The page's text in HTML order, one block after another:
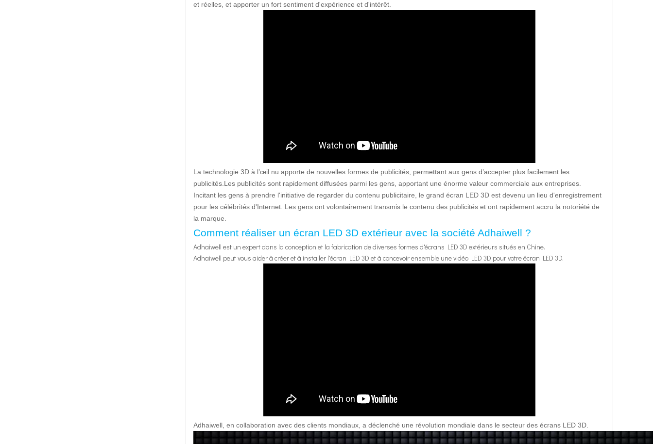
et réelles, et apporter un fort sentiment d'expérience et d'intérêt.
La technologie 3D à l’œil nu apporte de nouvelles formes de publicités, permettant aux gens d’accepter plus facilement les
publicités.Les publicités sont rapidement diffusées parmi les gens, apportant une énorme valeur commerciale aux entreprises.
Incitant les gens à prendre l'initiative de regarder du contenu publicitaire, le grand écran LED 3D est devenu un lieu d'enregistrement
pour les célébrités d'Internet. Les gens ont volontairement transmis le contenu des publicités et ont rapidement accru la notoriété de
la marque.
Comment réaliser un écran LED 3D extérieur avec la société Adhaiwell ?
Adhaiwell est un expert dans la conception et la fabrication de diverses formes d'écrans LED 3D extérieurs situés en Chine.
Adhaiwell peut vous aider à créer et à installer l'écran LED 3D et à concevoir ensemble une vidéo LED 3D pour votre écran LED 3D.
Adhaiwell, en collaboration avec des clients mondiaux, a déclenché une révolution mondiale dans le secteur des écrans LED 3D.